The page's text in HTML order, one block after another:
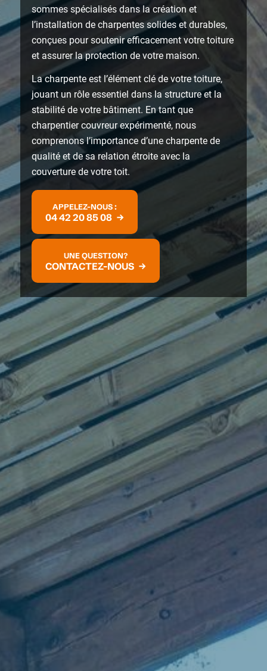
sommes spécialisés dans la création et
l’installation de charpentes solides et durables,
conçues pour soutenir efficacement votre toiture
et assurer la protection de votre maison.
La charpente est l’élément clé de votre toiture,
jouant un rôle essentiel dans la structure et la
stabilité de votre bâtiment. En tant que
charpentier couvreur expérimenté, nous
comprenons l’importance d’une charpente de
qualité et de sa relation étroite avec la
couverture de votre toit.
APPELEZ-NOUS :
04 42 20 85 08
UNE QUESTION?
CONTACTEZ-NOUS